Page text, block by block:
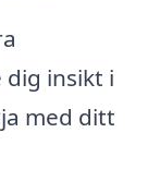
insikt i
med ditt